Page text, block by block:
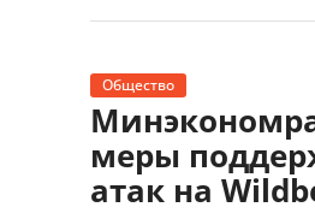
Общество
меры
атак на